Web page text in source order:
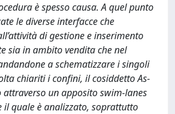
è spesso causa. A quel punto
le diverse interfacce che
di gestione e inserimento
sia in ambito vendita che nel
a schematizzare i singoli
chiariti i confini, il cosiddetto As-
attraverso un apposito swim-lanes
quale è analizzato, soprattutto